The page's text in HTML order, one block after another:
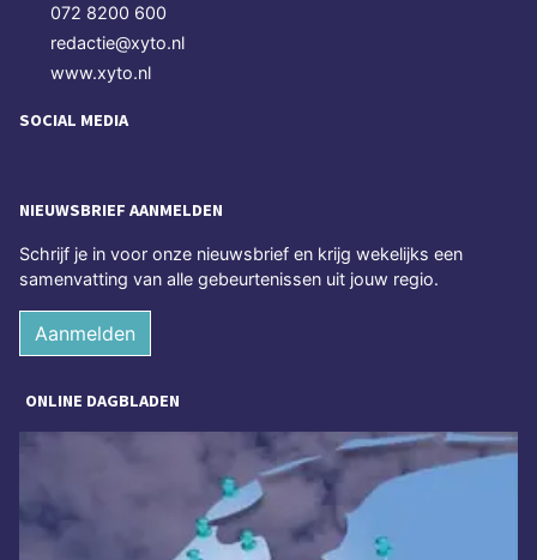
072 8200 600
redactie@xyto.nl
www.xyto.nl
SOCIAL MEDIA
NIEUWSBRIEF AANMELDEN
Schrijf je in voor onze nieuwsbrief en krijg wekelijks een
samenvatting van alle gebeurtenissen uit jouw regio.
Aanmelden
ONLINE DAGBLADEN